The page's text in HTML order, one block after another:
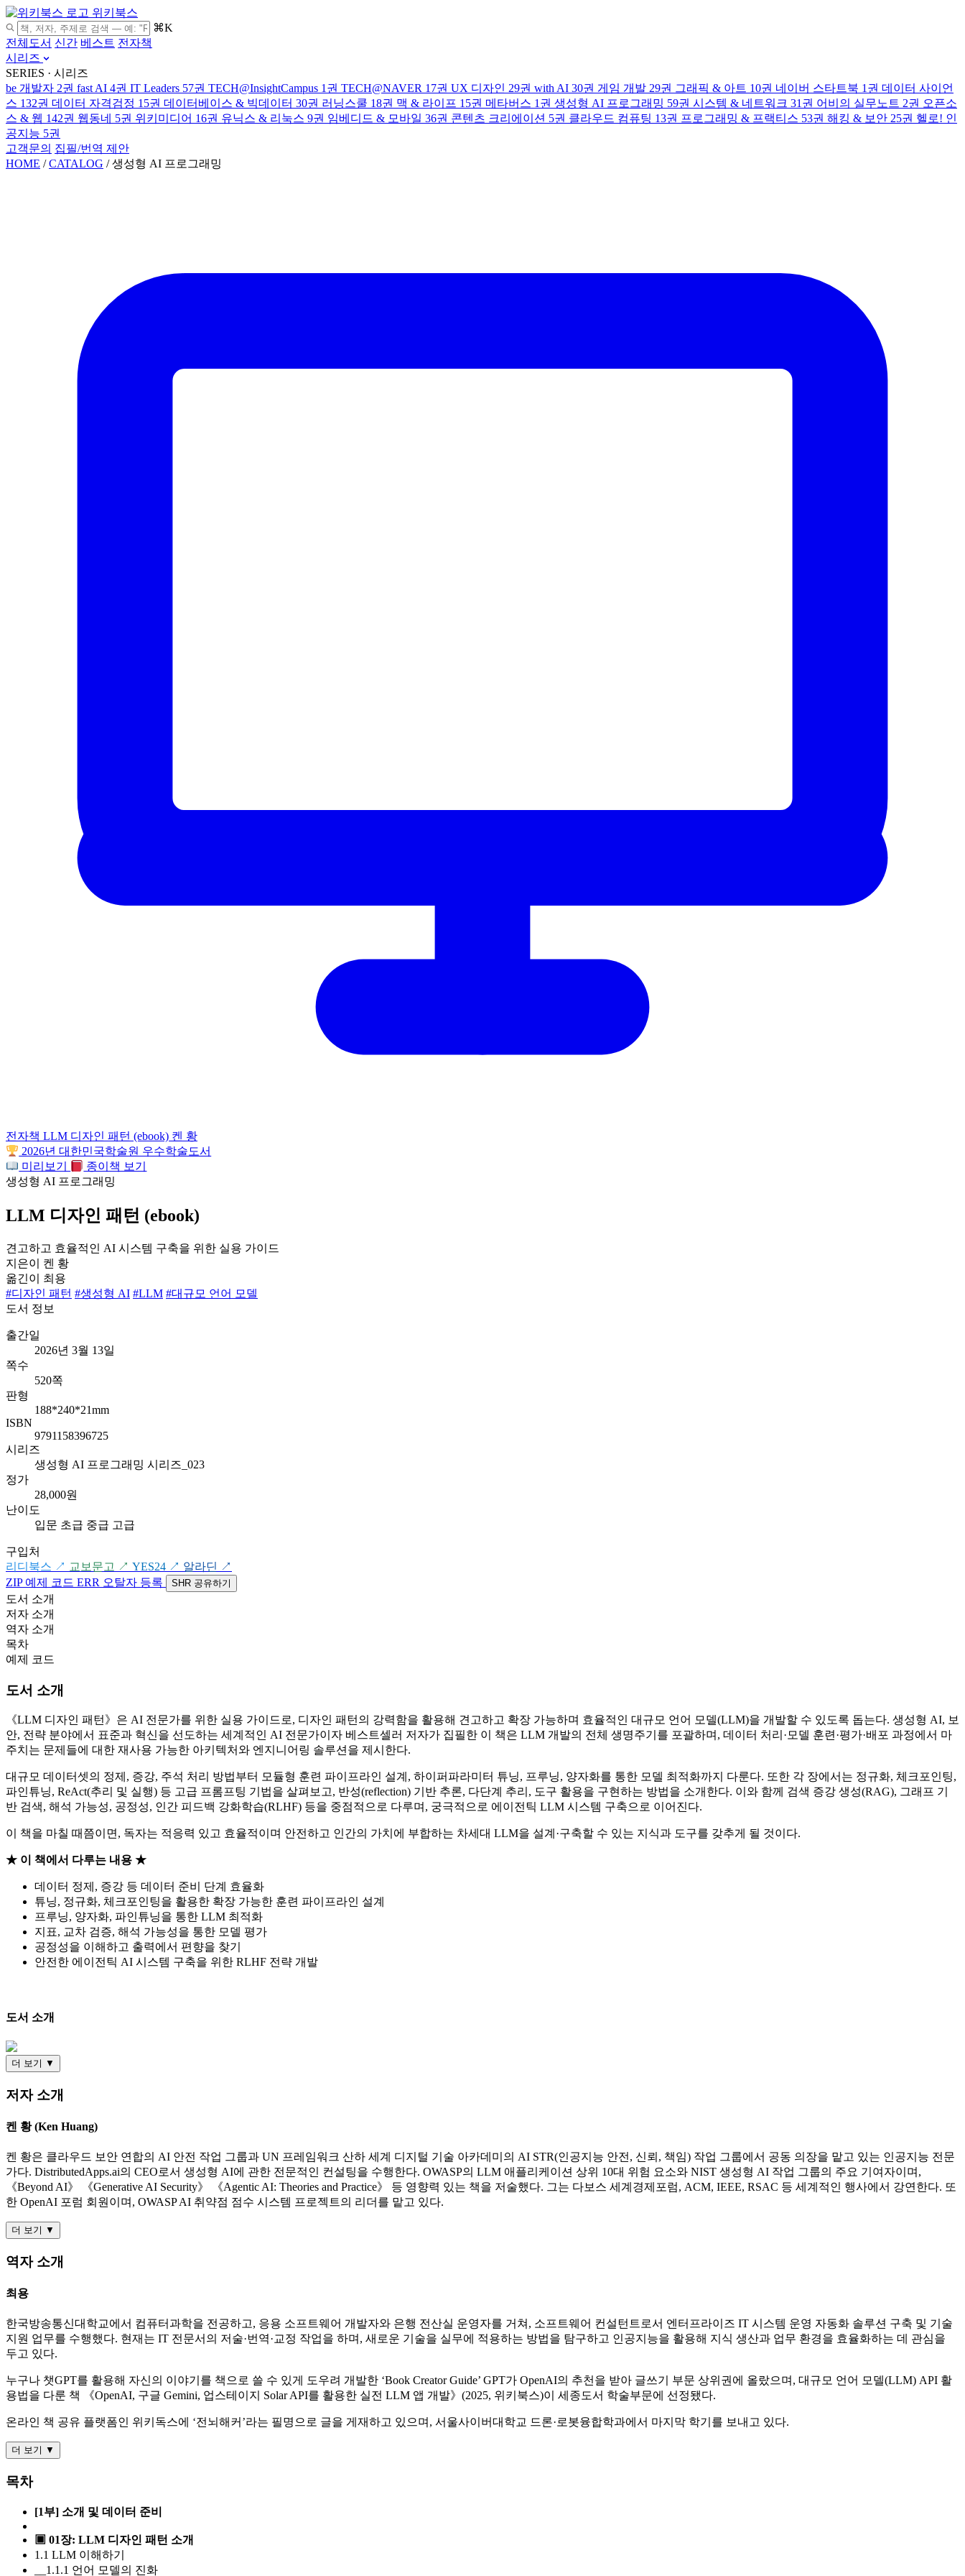
위키북스
⌘K
전체도서 신간 베스트 전자책
시리즈
SERIES · 시리즈
be 개발자 2권 fast AI 4권 IT Leaders 57권 TECH@InsightCampus 1권 TECH@NAVER 17권 UX 디자인 29권 with AI 30권 게임 개발 29권 그래픽 & 아트 10권 네이버 스타트북 1권 데이터 사이언
스 132권 데이터 자격검정 15권 데이터베이스 & 빅데이터 30권 러닝스쿨 18권 맥 & 라이프 15권 메타버스 1권 생성형 AI 프로그래밍 59권 시스템 & 네트워크 31권 어비의 실무노트 2권 오픈소
스 & 웹 142권 웹동네 5권 위키미디어 16권 유닉스 & 리눅스 9권 임베디드 & 모바일 36권 콘텐츠 크리에이션 5권 클라우드 컴퓨팅 13권 프로그래밍 & 프랙티스 53권 해킹 & 보안 25권 헬로! 인
공지능 5권
고객문의 집필/번역 제안
HOME / CATALOG / 생성형 AI 프로그래밍
전자책 LLM 디자인 패턴 (ebook) 켄 황
2026년 대한민국학술원 우수학술도서
미리보기
종이책 보기
생성형 AI 프로그래밍
LLM 디자인 패턴 (ebook)
견고하고 효율적인 AI 시스템 구축을 위한 실용 가이드
지은이
켄 황
옮긴이
최용
#디자인 패턴 #생성형 AI #LLM #대규모 언어 모델
도서 정보
출간일
2026년 3월 13일
쪽수
520쪽
판형
188*240*21mm
ISBN
9791158396725
시리즈
생성형 AI 프로그래밍 시리즈_023
정가
28,000원
난이도
입문 초급 중급 고급
구입처
리디북스 ↗ 교보문고 ↗ YES24 ↗ 알라딘 ↗
ZIP예제 코드 ERR 오탈자 등록 SHR 공유하기
도서 소개
저자 소개
역자 소개
목차
예제 코드
도서 소개
《LLM 디자인 패턴》은 AI 전문가를 위한 실용 가이드로, 디자인 패턴의 강력함을 활용해 견고하고 확장 가능하며 효율적인 대규모 언어 모델(LLM)을 개발할 수 있도록 돕는다. 생성형 AI, 보
안, 전략 분야에서 표준과 혁신을 선도하는 세계적인 AI 전문가이자 베스트셀러 저자가 집필한 이 책은 LLM 개발의 전체 생명주기를 포괄하며, 데이터 처리·모델 훈련·평가·배포 과정에서 마
주치는 문제들에 대한 재사용 가능한 아키텍처와 엔지니어링 솔루션을 제시한다.
대규모 데이터셋의 정제, 증강, 주석 처리 방법부터 모듈형 훈련 파이프라인 설계, 하이퍼파라미터 튜닝, 프루닝, 양자화를 통한 모델 최적화까지 다룬다. 또한 각 장에서는 정규화, 체크포인팅,
파인튜닝, ReAct(추리 및 실행) 등 고급 프롬프팅 기법을 살펴보고, 반성(reflection) 기반 추론, 다단계 추리, 도구 활용을 구현하는 방법을 소개한다. 이와 함께 검색 증강 생성(RAG), 그래프 기
반 검색, 해석 가능성, 공정성, 인간 피드백 강화학습(RLHF) 등을 중점적으로 다루며, 궁극적으로 에이전틱 LLM 시스템 구축으로 이어진다.
이 책을 마칠 때쯤이면, 독자는 적응력 있고 효율적이며 안전하고 인간의 가치에 부합하는 차세대 LLM을 설계·구축할 수 있는 지식과 도구를 갖추게 될 것이다.
★ 이 책에서 다루는 내용 ★
데이터 정제, 증강 등 데이터 준비 단계 효율화
튜닝, 정규화, 체크포인팅을 활용한 확장 가능한 훈련 파이프라인 설계
프루닝, 양자화, 파인튜닝을 통한 LLM 최적화
지표, 교차 검증, 해석 가능성을 통한 모델 평가
공정성을 이해하고 출력에서 편향을 찾기
안전한 에이전틱 AI 시스템 구축을 위한 RLHF 전략 개발
도서 소개
더 보기 ▼
저자 소개
켄 황 (Ken Huang)
켄 황은 클라우드 보안 연합의 AI 안전 작업 그룹과 UN 프레임워크 산하 세계 디지털 기술 아카데미의 AI STR(인공지능 안전, 신뢰, 책임) 작업 그룹에서 공동 의장을 맡고 있는 인공지능 전문
가다. DistributedApps.ai의 CEO로서 생성형 AI에 관한 전문적인 컨설팅을 수행한다. OWASP의 LLM 애플리케이션 상위 10대 위험 요소와 NIST 생성형 AI 작업 그룹의 주요 기여자이며,
《Beyond AI》 《Generative AI Security》 《Agentic AI: Theories and Practice》 등 영향력 있는 책을 저술했다. 그는 다보스 세계경제포럼, ACM, IEEE, RSAC 등 세계적인 행사에서 강연한다. 또
한 OpenAI 포럼 회원이며, OWASP AI 취약점 점수 시스템 프로젝트의 리더를 맡고 있다.
더 보기 ▼
역자 소개
최용
한국방송통신대학교에서 컴퓨터과학을 전공하고, 응용 소프트웨어 개발자와 은행 전산실 운영자를 거쳐, 소프트웨어 컨설턴트로서 엔터프라이즈 IT 시스템 운영 자동화 솔루션 구축 및 기술
지원 업무를 수행했다. 현재는 IT 전문서의 저술·번역·교정 작업을 하며, 새로운 기술을 실무에 적용하는 방법을 탐구하고 인공지능을 활용해 지식 생산과 업무 환경을 효율화하는 데 관심을
두고 있다.
누구나 챗GPT를 활용해 자신의 이야기를 책으로 쓸 수 있게 도우려 개발한 ‘Book Creator Guide’ GPT가 OpenAI의 추천을 받아 글쓰기 부문 상위권에 올랐으며, 대규모 언어 모델(LLM) API 활
용법을 다룬 책 《OpenAI, 구글 Gemini, 업스테이지 Solar API를 활용한 실전 LLM 앱 개발》(2025, 위키북스)이 세종도서 학술부문에 선정됐다.
온라인 책 공유 플랫폼인 위키독스에 ‘전뇌해커’라는 필명으로 글을 게재하고 있으며, 서울사이버대학교 드론·로봇융합학과에서 마지막 학기를 보내고 있다.
더 보기 ▼
목차
[1부] 소개 및 데이터 준비
▣ 01장: LLM 디자인 패턴 소개
1.1 LLM 이해하기
__1.1.1 언어 모델의 진화